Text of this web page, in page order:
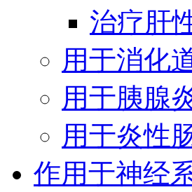
治疗肝
用于消化
用于胰腺
用于炎性
作用于神经